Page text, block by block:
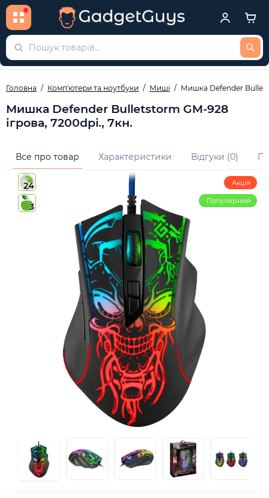
Головна Комп'ютери та ноутбуки Миші Мишка Defender
Мишка Defender Bulletstorm GM-928
ігрова, 7200dpi., 7кн.
Все про товар Характеристики Відгуки (0)
24
3
Акція
Популярний